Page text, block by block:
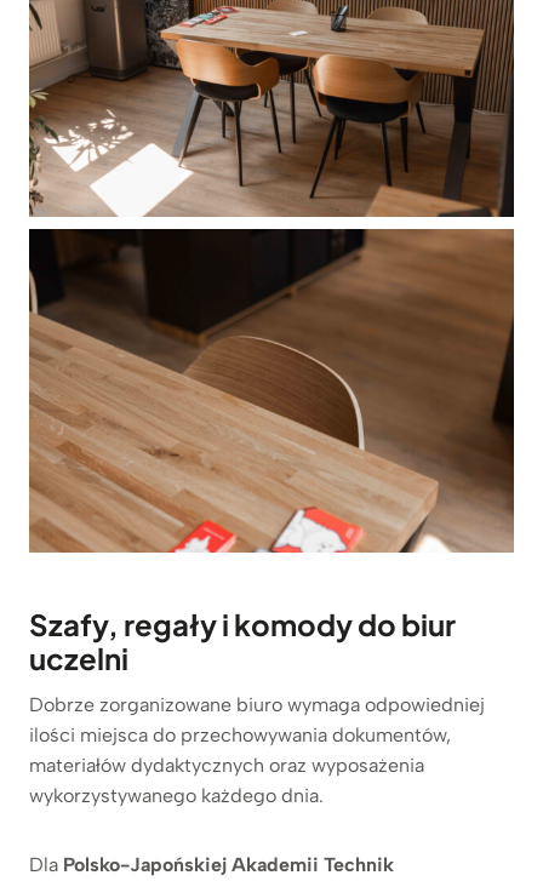
Szafy, regały i komody do biur
uczelni
Dobrze zorganizowane biuro wymaga odpowiedniej
ilości miejsca do przechowywania dokumentów,
materiałów dydaktycznych oraz wyposażenia
wykorzystywanego każdego dnia.
Dla Polsko-Japońskiej Akademii Technik